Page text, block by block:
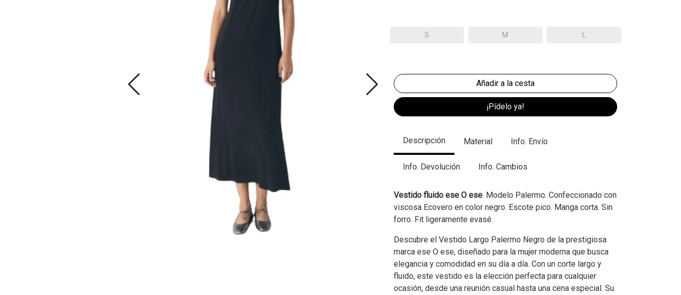
S M
¡Pídelo ya!
Descripción Material Info. Envío
Info. Devolución Info. Cambios
Vestido fluido ese O ese. Modelo Palermo. Confeccionado con
viscosa Ecovero en color negro. Escote pico. Manga corta. Sin
forro. Fit ligeramente evasé.
Descubre el Vestido Largo Palermo Negro de la prestigiosa
marca ese O ese, diseñado para la mujer moderna que busca
elegancia y comodidad en su día a día. Con un corte largo y
fluido, este vestido es la elección perfecta para cualquier
ocasión, desde una reunión casual hasta una cena especial. Su